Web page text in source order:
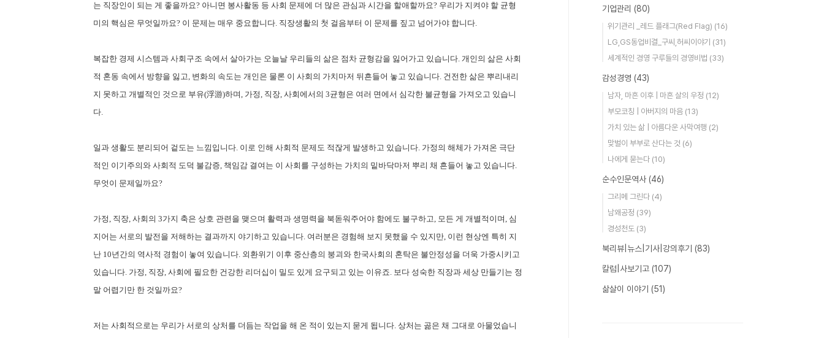
는 직장인이 되는 게 좋을까요? 아니면 봉사활동 등 사회 문제에 더 많은 관심과 시간을 할애할까요? 우리가 지켜야 할 균형
미의 핵심은 무엇일까요? 이 문제는 매우 중요합니다. 직장생활의 첫 걸음부터 이 문제를 짚고 넘어가야 합니다.
복잡한 경제 시스템과 사회구조 속에서 살아가는 오늘날 우리들의 삶은 점차 균형감을 잃어가고 있습니다. 개인의 삶은 사회
적 혼동 속에서 방향을 잃고, 변화의 속도는 개인은 물론 이 사회의 가치마저 뒤흔들어 놓고 있습니다. 건전한 삶은 뿌리내리
지 못하고 개별적인 것으로 부유(浮游)하며, 가정, 직장, 사회에서의 3균형은 여러 면에서 심각한 불균형을 가져오고 있습니
다.
일과 생활도 분리되어 겉도는 느낌입니다. 이로 인해 사회적 문제도 적잖게 발생하고 있습니다. 가정의 해체가 가져온 극단
적인 이기주의와 사회적 도덕 불감증, 책임감 결여는 이 사회를 구성하는 가치의 밑바닥마저 뿌리 채 흔들어 놓고 있습니다.
무엇이 문제일까요?
가정, 직장, 사회의 3가지 축은 상호 관련을 맺으며 활력과 생명력을 북돋워주어야 함에도 불구하고, 모든 게 개별적이며, 심
지어는 서로의 발전을 저해하는 결과까지 야기하고 있습니다. 여러분은 경험해 보지 못했을 수 있지만, 이런 현상엔 특히 지
난 10년간의 역사적 경험이 놓여 있습니다. 외환위기 이후 중산층의 붕괴와 한국사회의 혼탁은 불안정성을 더욱 가중시키고
있습니다. 가정, 직장, 사회에 필요한 건강한 리더십이 밀도 있게 요구되고 있는 이유죠. 보다 성숙한 직장과 세상 만들기는 정
말 어렵기만 한 것일까요?
저는 사회적으로는 우리가 서로의 상처를 더듬는 작업을 해 온 적이 있는지 묻게 됩니다. 상처는 곪은 채 그대로 아물었습니
기업관리 (80)
위기관리 _레드 플래그(Red Flag) (16)
LG,GS동업비결_구씨,허씨이야기 (31)
세계적인 경영 구루들의 경영비법 (33)
감성경영 (43)
남자, 마흔 이후 | 마흔 살의 우정 (12)
부모코칭 | 아버지의 마음 (13)
가치 있는 삶 | 아름다운 사막여행 (2)
맞벌이 부부로 산다는 것 (6)
나에게 묻는다 (10)
순수인문역사 (46)
그리메 그린다 (4)
남왜공정 (39)
경성천도 (3)
북리뷰|뉴스|기사|강의후기 (83)
칼럼|사보기고 (107)
삶살이 이야기 (51)